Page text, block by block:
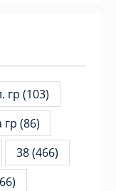
гр (103)
гр (86)
38(466)